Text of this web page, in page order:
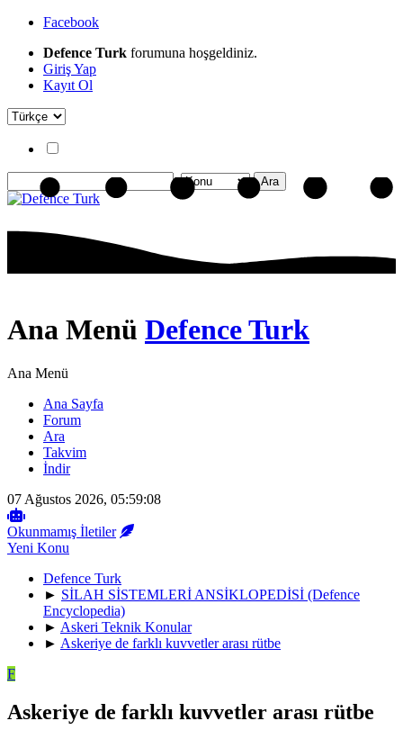
Facebook
Defence Turk forumuna hoşgeldiniz.
Giriş Yap
Kayıt Ol
Ana Menü Defence Turk
Ana Menü
Ana Sayfa
Forum
Ara
Takvim
İndir
07 Ağustos 2026, 05:59:08
Okunmamış İletiler
Yeni Konu
Defence Turk
► SİLAH SİSTEMLERİ ANSİKLOPEDİSİ (Defence
Encyclopedia)
► Askeri Teknik Konular
► Askeriye de farklı kuvvetler arası rütbe
F
Askeriye de farklı kuvvetler arası rütbe